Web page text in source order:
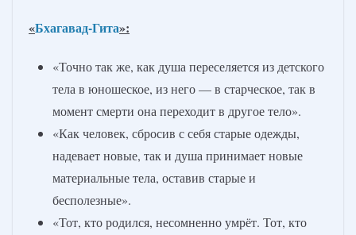
«Бхагавад-Гита»:
«Точно так же, как душа переселяется из детского
тела в юношеское, из него — в старческое, так в
момент смерти она переходит в другое тело».
«Как человек, сбросив с себя старые одежды,
надевает новые, так и душа принимает новые
материальные тела, оставив старые и
бесполезные».
«Тот, кто родился, несомненно умрёт. Тот, кто